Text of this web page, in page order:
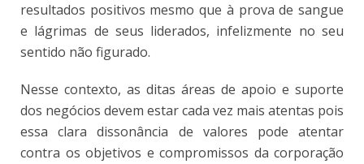
resultados positivos mesmo que à prova de sangue
e lágrimas de seus liderados, infelizmente no seu
sentido não figurado.
Nesse contexto, as ditas áreas de apoio e suporte
dos negócios devem estar cada vez mais atentas pois
essa clara dissonância de valores pode atentar
contra os objetivos e compromissos da corporação